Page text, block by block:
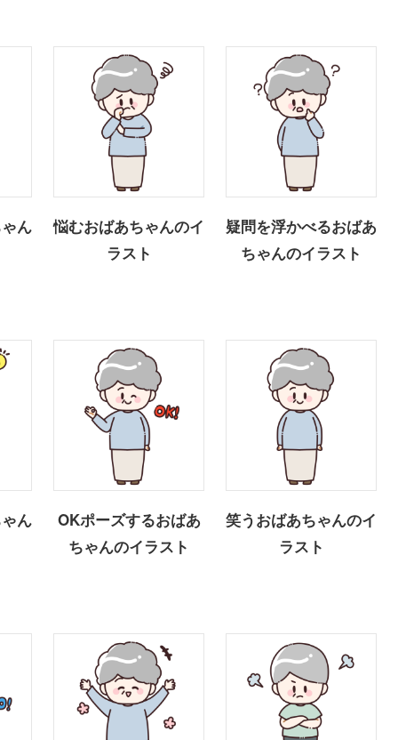
ん
悩むおばあちゃんのイ
ラスト
疑問を浮かべるおばあ
ちゃんのイラスト
ん
OKポーズするおばあ
ちゃんのイラスト
笑うおばあちゃんのイ
ラスト